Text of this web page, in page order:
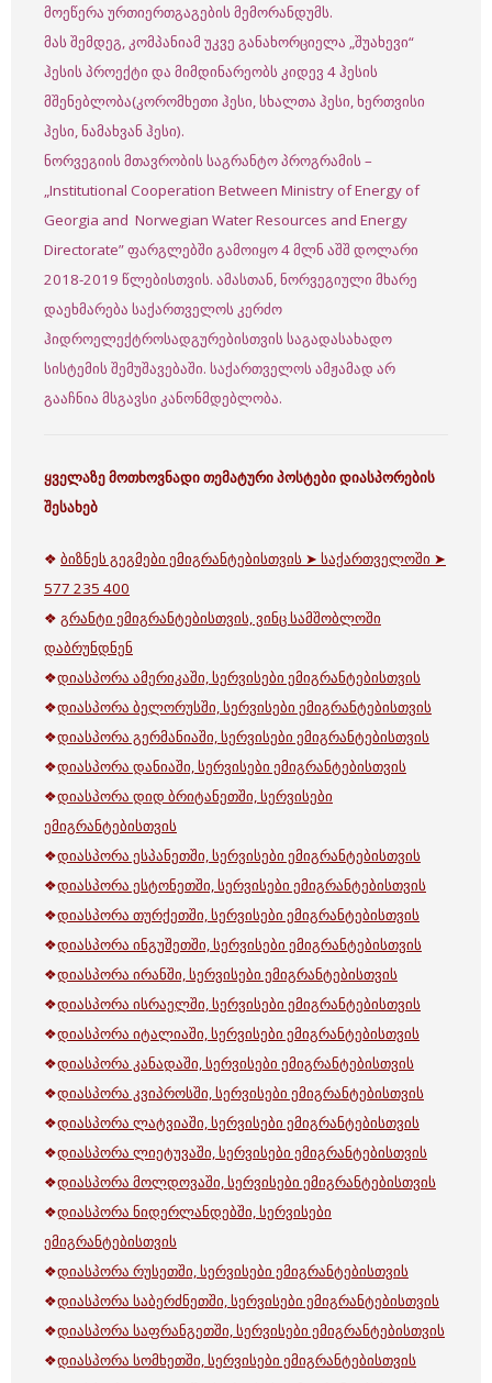
მოეწერა ურთიერთგაგების მემორანდუმს.
მას შემდეგ, კომპანიამ უკვე განახორციელა „შუახევი“
ჰესის პროექტი და მიმდინარეობს კიდევ 4 ჰესის
მშენებლობა(კორომხეთი ჰესი, სხალთა ჰესი, ხერთვისი
ჰესი, ნამახვან ჰესი).
ნორვეგიის მთავრობის საგრანტო პროგრამის –
„Institutional Cooperation Between Ministry of Energy of
Georgia and Norwegian Water Resources and Energy
Directorate” ფარგლებში გამოიყო 4 მლნ აშშ დოლარი
2018-2019 წლებისთვის. ამასთან, ნორვეგიული მხარე
დაეხმარება საქართველოს კერძო
ჰიდროელექტროსადგურებისთვის საგადასახადო
სისტემის შემუშავებაში. საქართველოს ამჟამად არ
გააჩნია მსგავსი კანონმდებლობა.
ყველაზე მოთხოვნადი თემატური პოსტები დიასპორების
შესახებ
❖ ბიზნეს გეგმები ემიგრანტებისთვის ➤ საქართველოში ➤
577 235 400
❖ გრანტი ემიგრანტებისთვის, ვინც სამშობლოში
დაბრუნდნენ
❖დიასპორა ამერიკაში, სერვისები ემიგრანტებისთვის
❖დიასპორა ბელორუსში, სერვისები ემიგრანტებისთვის
❖დიასპორა გერმანიაში, სერვისები ემიგრანტებისთვის
❖დიასპორა დანიაში, სერვისები ემიგრანტებისთვის
❖დიასპორა დიდ ბრიტანეთში, სერვისები
ემიგრანტებისთვის
❖დიასპორა ესპანეთში, სერვისები ემიგრანტებისთვის
❖დიასპორა ესტონეთში, სერვისები ემიგრანტებისთვის
❖დიასპორა თურქეთში, სერვისები ემიგრანტებისთვის
❖დიასპორა ინგუშეთში, სერვისები ემიგრანტებისთვის
❖დიასპორა ირანში, სერვისები ემიგრანტებისთვის
❖დიასპორა ისრაელში, სერვისები ემიგრანტებისთვის
❖დიასპორა იტალიაში, სერვისები ემიგრანტებისთვის
❖დიასპორა კანადაში, სერვისები ემიგრანტებისთვის
❖დიასპორა კვიპროსში, სერვისები ემიგრანტებისთვის
❖დიასპორა ლატვიაში, სერვისები ემიგრანტებისთვის
❖დიასპორა ლიეტუვაში, სერვისები ემიგრანტებისთვის
❖დიასპორა მოლდოვაში, სერვისები ემიგრანტებისთვის
❖დიასპორა ნიდერლანდებში, სერვისები
ემიგრანტებისთვის
❖დიასპორა რუსეთში, სერვისები ემიგრანტებისთვის
❖დიასპორა საბერძნეთში, სერვისები ემიგრანტებისთვის
❖დიასპორა საფრანგეთში, სერვისები ემიგრანტებისთვის
❖დიასპორა სომხეთში, სერვისები ემიგრანტებისთვის